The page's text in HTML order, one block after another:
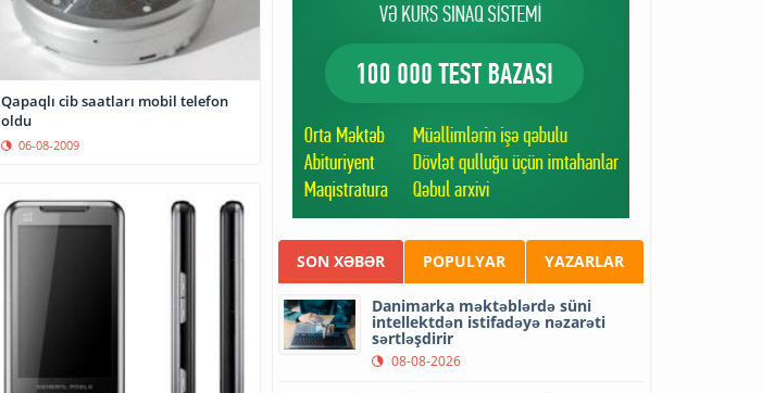
Qapaqlı cib saatları mobil telefon
oldu
06-08-2009
SON XƏBƏR POPULYAR YAZARLAR
Danimarka məktəblərdə süni
intellektdən istifadəyə nəzarəti
sərtləşdirir
08-08-2026